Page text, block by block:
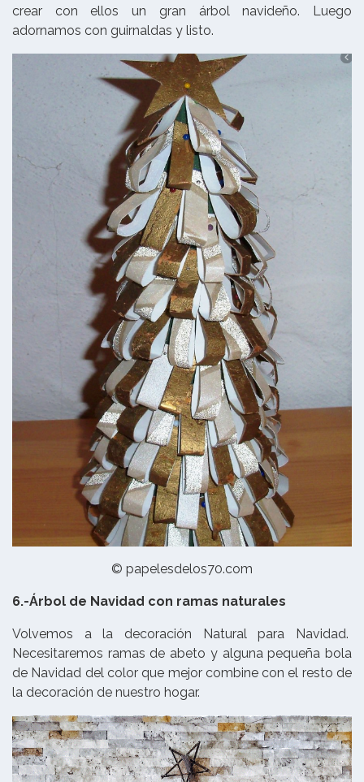
crear con ellos un gran árbol navideño. Luego
adornamos con guirnaldas y listo.
© papelesdelos70.com
6.-Árbol de Navidad con ramas naturales
Volvemos a la decoración Natural para Navidad.
Necesitaremos ramas de abeto y alguna pequeña bola
de Navidad del color que mejor combine con el resto de
la decoración de nuestro hogar.